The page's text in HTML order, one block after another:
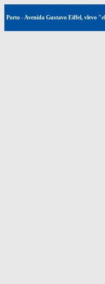
Porto - Avenida Gustavo Eiffel, vlevo